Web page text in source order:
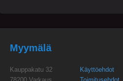
Myymälä
Kauppakatu 32
Käyttöehdot